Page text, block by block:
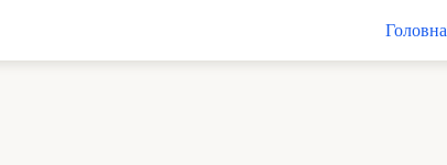
Головна